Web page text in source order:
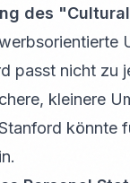
des
passt nicht zu
kleinere
könnte